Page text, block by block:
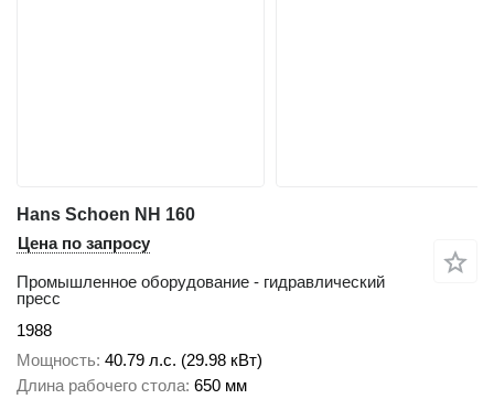
Hans Schoen NH 160
Цена по запросу
Промышленное оборудование - гидравлический
пресс
1988
Мощность 40.79 л.с. (29.98 кВт)
Длина рабочего стола 650 мм